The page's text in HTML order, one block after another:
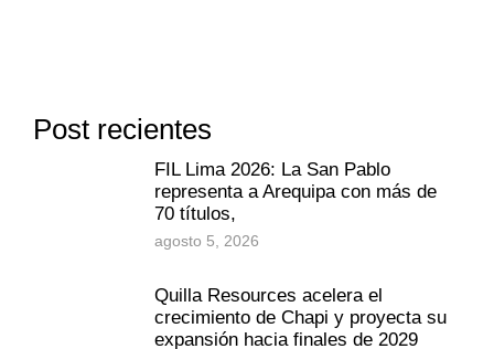
Post recientes
FIL Lima 2026: La San Pablo
representa a Arequipa con más de
70 títulos,
agosto 5, 2026
Quilla Resources acelera el
crecimiento de Chapi y proyecta su
expansión hacia finales de 2029